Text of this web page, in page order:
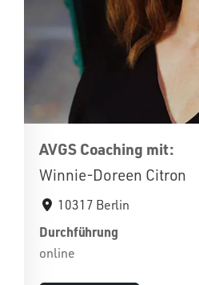
AVGS Coaching mit:
Winnie-Doreen Citron
10317 Berlin
Durchführung
online